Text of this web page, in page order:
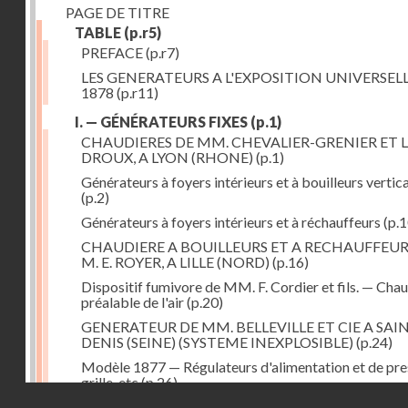
PAGE DE TITRE
TABLE (p.r5)
PREFACE(p.r7)
LES GENERATEURS A L'EXPOSITION
1878 (p.r11)
I. — GÉNÉRATEURS FIXES (p.1)
CHAUDIERES DE MM. CHEVALIER-GRENIER ET
DROUX, A LYON (RHONE) (p.1)
Générateurs à foyers intérieurs et à bouilleurs
(p.2)
Générateurs à foyers intérieurs et à réchauffeurs
CHAUDIERE A BOUILLEURS ET A
M. E. ROYER, A LILLE (NORD) (p.16)
Dispositif fumivore de MM. F. Cordier et fils. —
préalable de l'air(p.20)
GENERATEUR DE MM. BELLEVILLE ET CIE A
DENIS (SEINE) (SYSTEME INEXPLOSIBLE) (p.24)
Modèle 1877 — Régulateurs d'alimentation et de
grille, etc(p.26)